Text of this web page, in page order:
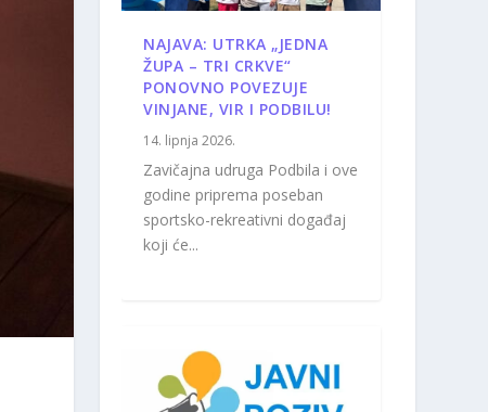
NAJAVA: UTRKA „JEDNA
ŽUPA – TRI CRKVE“
PONOVNO POVEZUJE
VINJANE, VIR I PODBILU!
14. lipnja 2026.
Zavičajna udruga Podbila i ove
godine priprema poseban
sportsko-rekreativni događaj
koji će...